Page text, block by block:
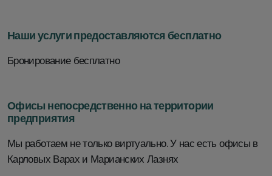
Наши услуги предоставляются бесплатно
Бронирование бесплатно
Офисы непосредственно на территории
предприятия
Мы работаем не только виртуально. У нас есть офисы в
Карловых Варах и Марианских Лазнях